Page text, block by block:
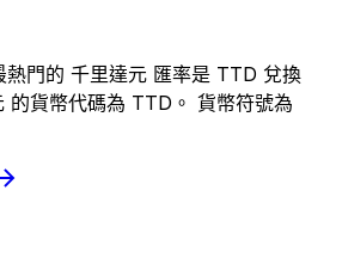
熱門的 千里達元 匯率是 TTD 兌換
的貨幣代碼為 TTD。 貨幣符號為